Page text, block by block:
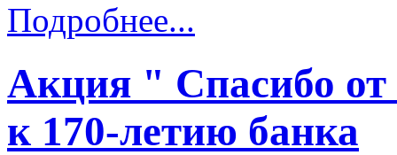
Подробнее...
Акция " Спасибо
к 170-летию банка